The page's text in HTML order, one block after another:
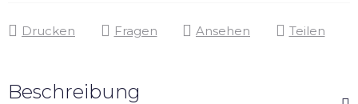
Drucken Fragen Ansehen Teilen
Beschreibung